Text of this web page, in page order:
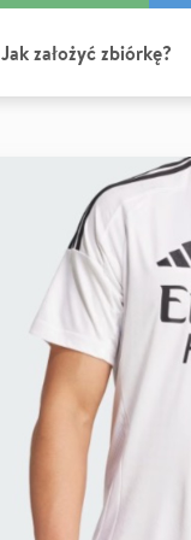
Jak założyć zbiórkę?